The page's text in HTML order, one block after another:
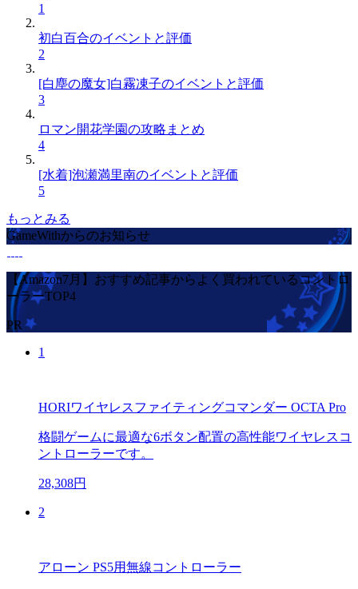
1
初白百合のイベントと評価
2
[白塵の魔女]白霧凍子のイベントと評価
3
ロマン開花学園の攻略まとめ
4
[水着]泡瀬満里南のイベントと評価
5
もっとみる
GameWithからのお知らせ
【Amazon7月】おすすめ記事からよく買われているコントロ
ーラーTOP4
PR
1
HORIワイヤレスファイティングコマンダー OCTA Pro
格闘ゲームに最適な6ボタン配置の高性能ワイヤレスコ
ントローラーです。
28,308円
2
アローン PS5用無線コントローラー